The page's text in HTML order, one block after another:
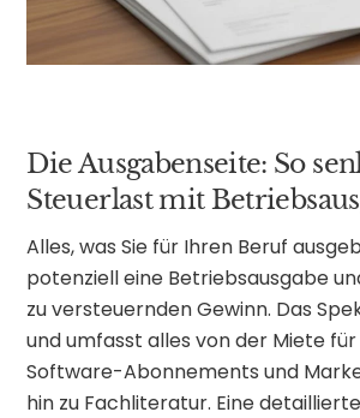
Die Ausgabenseite: So
Steuerlast mit
Alles, was Sie für Ihren Beruf
potenziell eine Betriebsausgabe
zu versteuernden Gewinn. Das
und umfasst alles von der Miete
Software-Abonnements und
hin zu Fachliteratur. Eine